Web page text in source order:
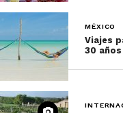
MÉXICO
Viajes
30 años